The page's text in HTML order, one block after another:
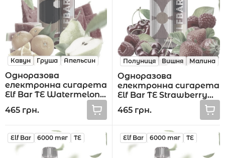
Акції
Укр Рус
Кавун Груша Апельсин
Одноразова
електронна сигарета
Elf Bar TE Watermelon
Pear Orange 6000 тяг
465 грн.
Полуниця Вишня Малина
Одноразова
електронна сигарета
Elf Bar TE Strawberry
Cherry Raspberry 6000
тяг
465 грн.
Elf Bar 6000 тяг TE Elf Bar 6000 тяг TE